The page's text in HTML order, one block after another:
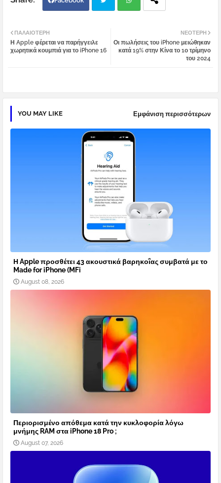
tter atsa
ΝΕΌΤΕΡΗ
Οι πωλήσεις του iPhone μειώθηκαν
κατά 19% στην Κίνα το 1ο τρίμηνο
του 2024
ΠΑΛΑΙΌΤΕΡΗ
Η Apple φέρεται να παρήγγειλε
χωρητικά κουμπιά για το iPhone 16
YOU MAY LIKE Εμφάνιση περισσότερων
Η Apple προσθέτει 43 ακουστικά βαρηκοΐας συμβατά με το
Made for iPhone (MFi
August 08, 2026
Περιορισμένο απόθεμα κατά την κυκλοφορία λόγω
μνήμης RAM στα iPhone 18 Pro ;
August 07, 2026